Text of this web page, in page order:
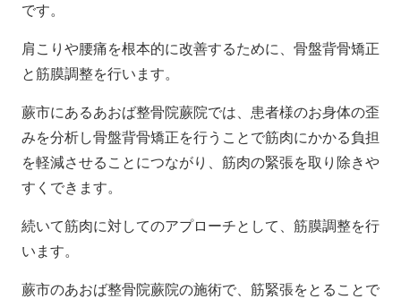
です。
肩こりや腰痛を根本的に改善するために、骨盤背骨矯正
と筋膜調整を行います。
蕨市にあるあおば整骨院蕨院では、患者様のお身体の歪
みを分析し骨盤背骨矯正を行うことで筋肉にかかる負担
を軽減させることにつながり、筋肉の緊張を取り除きや
すくできます。
続いて筋肉に対してのアプローチとして、筋膜調整を行
います。
蕨市のあおば整骨院蕨院の施術で、筋緊張をとることで